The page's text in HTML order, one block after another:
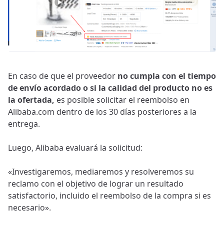
En caso de que el proveedor no cumpla con el tiempo
de envío acordado o si la calidad del producto no es
la ofertada, es posible solicitar el reembolso en
Alibaba.com dentro de los 30 días posteriores a la
entrega.
Luego, Alibaba evaluará la solicitud:
«Investigaremos, mediaremos y resolveremos su
reclamo con el objetivo de lograr un resultado
satisfactorio, incluido el reembolso de la compra si es
necesario».